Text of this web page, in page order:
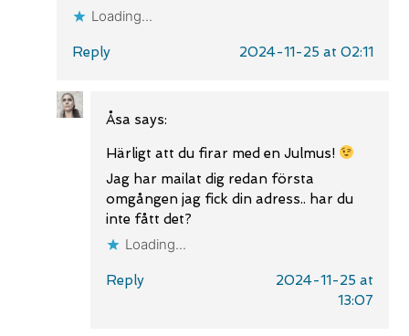
Loading...
Reply 2024-11-25 at 02:11
Åsa says:
Härligt att du firar med en Julmus!
Jag har mailat dig redan första
omgången jag fick din adress.. har du
inte fått det?
Loading...
Reply
2024-11-25 at
13:07